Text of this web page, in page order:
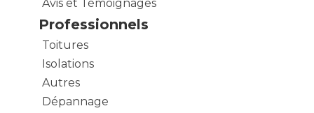
Avis et Témoignages
Professionnels
Toitures
Isolations
Autres
Dépannage